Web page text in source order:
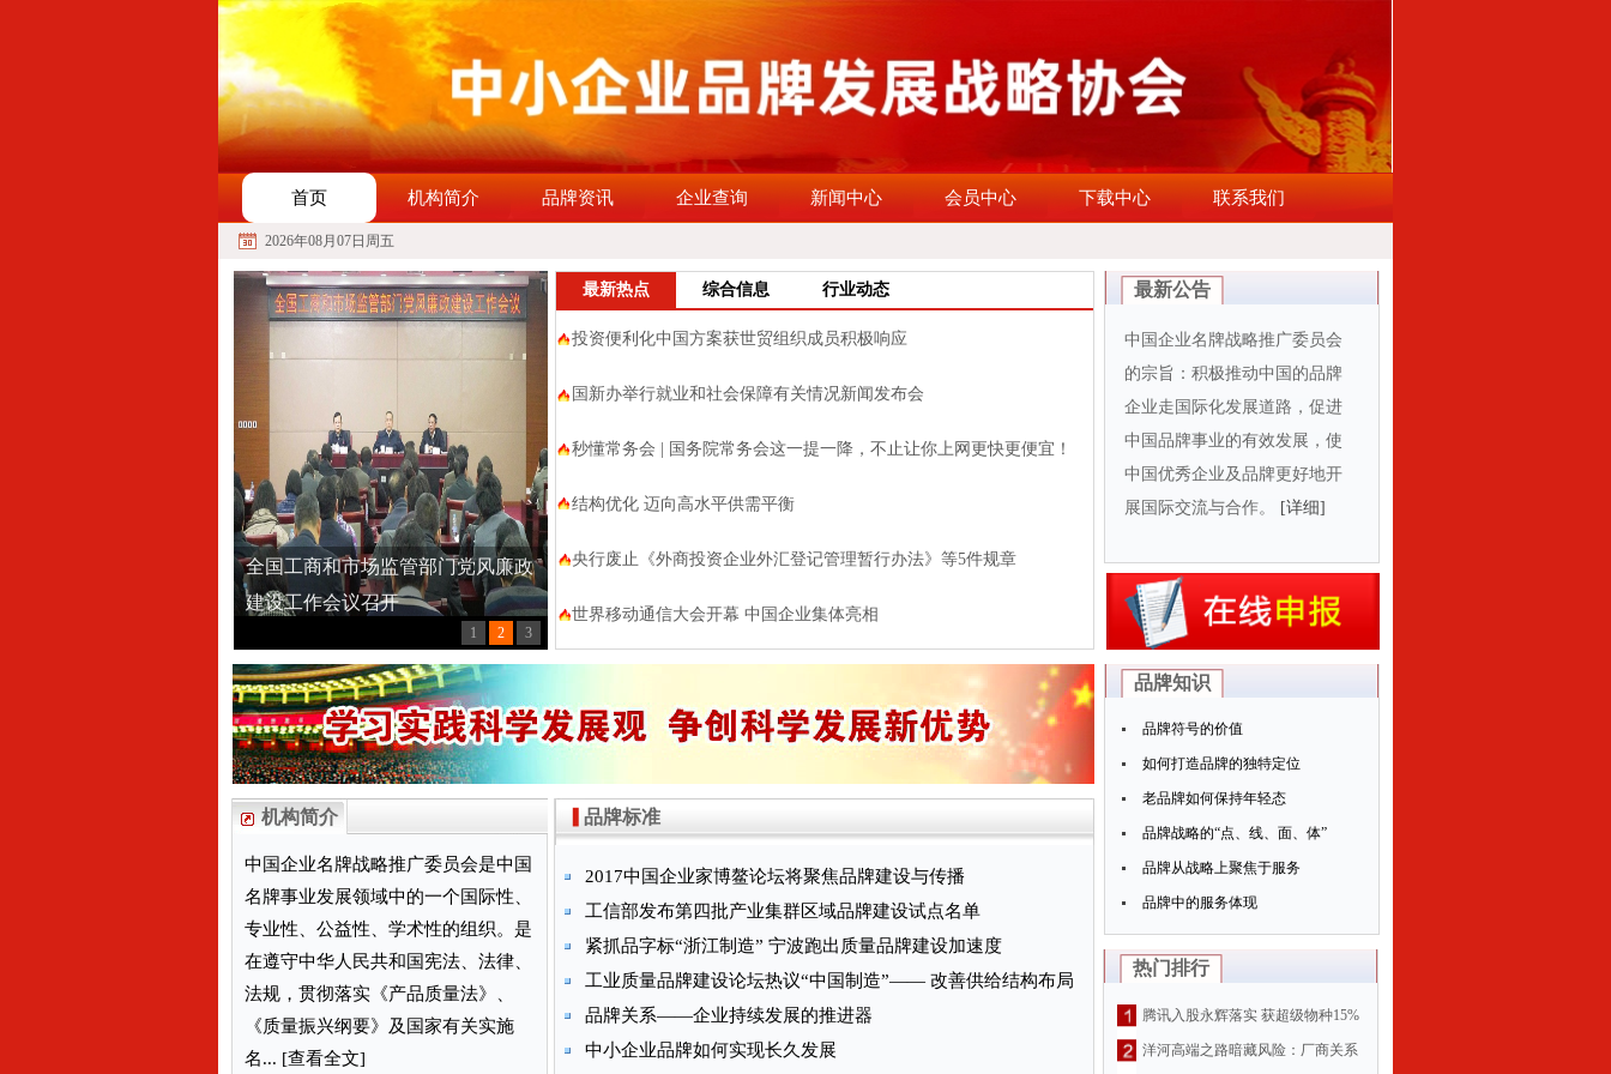
首页 机构简介 品牌资讯 企业查询 新闻中心 会员中心 下载中心 联系我们
2026年08月07日周五
最新热点 综合信息 行业动态
投资便利化中国方案获世贸组织成员积极响应
国新办举行就业和社会保障有关情况新闻发布会
秒懂常务会 | 国务院常务会这一提一降，不止让你上网更快更便宜！
结构优化 迈向高水平供需平衡
央行废止《外商投资企业外汇登记管理暂行办法》等5件规章
世界移动通信大会开幕 中国企业集体亮相
最新公告
中国企业名牌战略推广委员会
的宗旨：积极推动中国的品牌
企业走国际化发展道路，促进
中国品牌事业的有效发展，使
中国优秀企业及品牌更好地开
展国际交流与合作。
[详细]
品牌知识
品牌符号的价值
如何打造品牌的独特定位
老品牌如何保持年轻态
品牌战略的“点、线、面、体”
品牌从战略上聚焦于服务
品牌中的服务体现
品牌标准
2017中国企业家博鳌论坛将聚焦品牌建设与传播
工信部发布第四批产业集群区域品牌建设试点名单
紧抓品字标“浙江制造” 宁波跑出质量品牌建设加速度
工业质量品牌建设论坛热议“中国制造”—— 改善供给结构布局
抢占质量品牌高地
品牌关系——企业持续发展的推进器
中小企业品牌如何实现长久发展
机构简介
中国企业名牌战略推广委员会是中国
名牌事业发展领域中的一个国际性、
专业性、公益性、学术性的组织。是
在遵守中华人民共和国宪法、法律、
法规，贯彻落实《产品质量法》、
《质量振兴纲要》及国家有关实施
名... [查看全文]
热门排行
腾讯入股永辉落实 获超级物种15%
股权
洋河高端之路暗藏风险：厂商关系